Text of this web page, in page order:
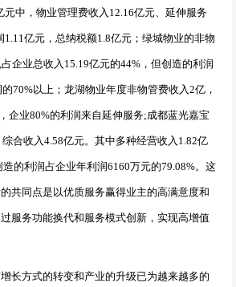
元中，物业管理费收入 12.16亿元、延伸服务
1.11亿元，总纳税额1.8亿元；绿城物业的非物
,占企业总收入 15.19亿元的44% ，但创造的利润
70%以上；龙湖物业年度非物管费收入2亿，
，企业80%的利润来自延伸服务;成都蓝光嘉宝
合收入4.58亿元。其中多种经营收入 1.82亿
造的利润占企业年利润6160万元的79.08%。这
共同点是以优质服务赢得业主的高满意度和
服务功能换代和服务模式创新，实现高增值
长方式的转变和产业的升级已为越来越多的